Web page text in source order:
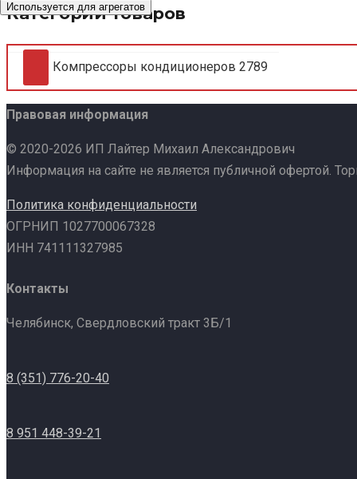
Используется для агрегатов
Категории товаров
Компрессоры кондиционеров 2789
Правовая информация
© 2020-2026 ИП Лайтер Михаил Александрович
Информация на сайте не является публичной офертой.
Политика конфиденциальности
ОГРНИП 1027700067328
ИНН 741111327985
Контакты
Челябинск, Свердловский тракт 3Б/1
8 (351) 776-20-40
8 951 448-39-21